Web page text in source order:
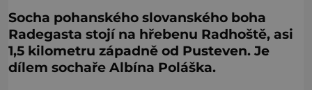
Socha pohanského slovanského boha
Radegasta stojí na hřebenu Radhoště, asi
1,5 kilometru západně od Pusteven. Je
dílem sochaře Albína Poláška.